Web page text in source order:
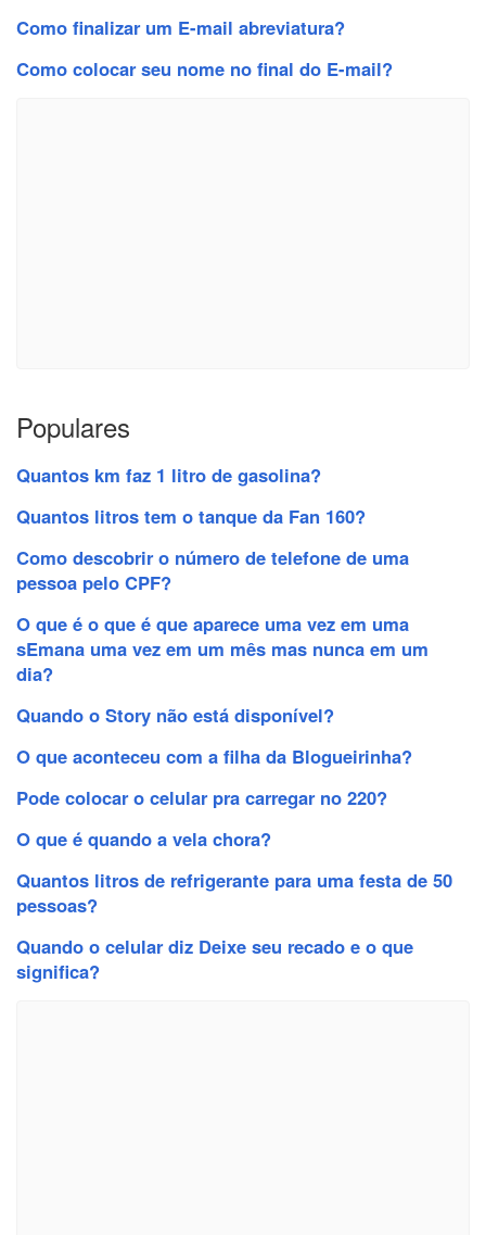
Como finalizar um E-mail abreviatura?
Como colocar seu nome no final do E-mail?
Populares
Quantos km faz 1 litro de gasolina?
Quantos litros tem o tanque da Fan 160?
Como descobrir o número de telefone de uma
pessoa pelo CPF?
O que é o que é que aparece uma vez em uma
sEmana uma vez em um mês mas nunca em um
dia?
Quando o Story não está disponível?
O que aconteceu com a filha da Blogueirinha?
Pode colocar o celular pra carregar no 220?
O que é quando a vela chora?
Quantos litros de refrigerante para uma festa de 50
pessoas?
Quando o celular diz Deixe seu recado e o que
significa?